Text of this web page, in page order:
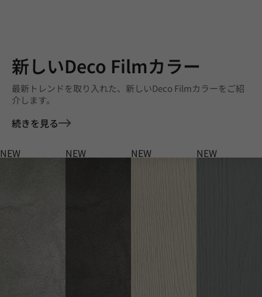
新しいDeco Filmカラー
最新トレンドを取り入れた、新しいDeco Filmカラーをご紹
介します。
続きを見る
NEW NEW NEW NEW